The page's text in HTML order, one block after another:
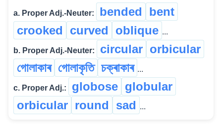
a. Proper Adj.-Neuter: bended
bent
crooked
curved oblique ...
b. Proper Adj.-Neuter: circular orbicular
গোলাকাৰ গোলাকৃতি চক্ৰাকাৰ ...
c. Proper Adj.: globose globular
orbicular round sad ...